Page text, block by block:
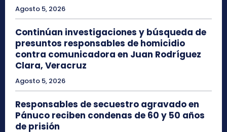
Agosto 5, 2026
Continúan investigaciones y búsqueda de
presuntos responsables de homicidio
contra comunicadora en Juan Rodríguez
Clara, Veracruz
Agosto 5, 2026
Responsables de secuestro agravado en
Pánuco reciben condenas de 60 y 50 años
de prisión